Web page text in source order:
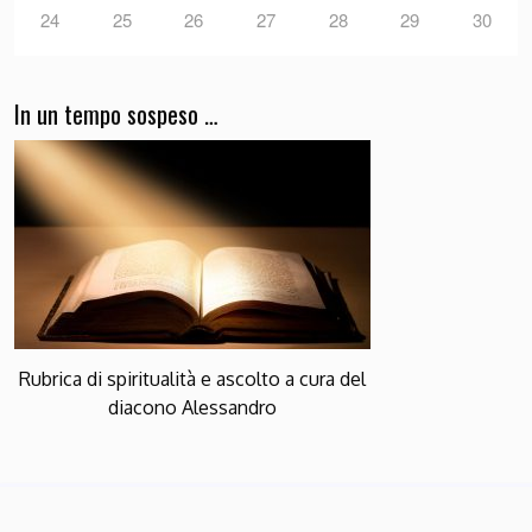
24 25 26 27 28 29 30
In un tempo sospeso …
Rubrica di spiritualità e ascolto a cura del
diacono Alessandro